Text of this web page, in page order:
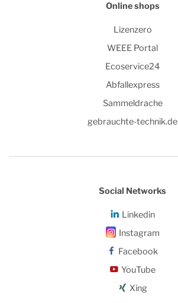
Online shops
Lizenzero
WEEE Portal
Ecoservice24
Abfallexpress
Sammeldrache
gebrauchte-technik.de
Social Networks
Linkedin
Instagram
Facebook
YouTube
Xing